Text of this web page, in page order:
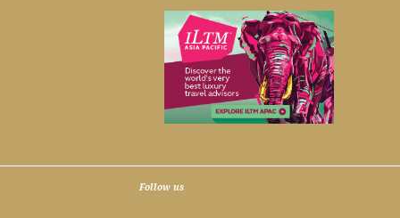
Follow us